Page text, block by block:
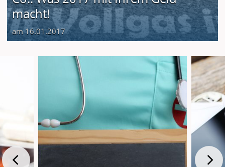
macht!
am 16.01.2017